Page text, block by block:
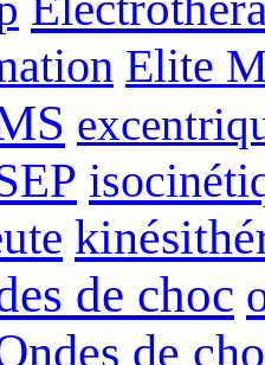
Elite
de choc
de